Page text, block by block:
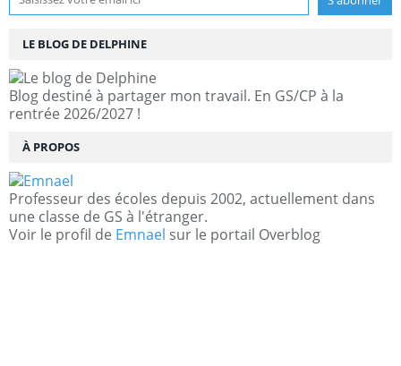
LE BLOG DE DELPHINE
Blog destiné à partager mon travail. En GS/CP à la
rentrée 2026/2027 !
À PROPOS
Professeur des écoles depuis 2002, actuellement dans
une classe de GS à l'étranger.
Voir le profil de Emnael sur le portail Overblog